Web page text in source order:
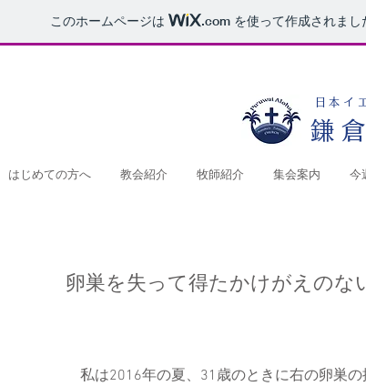
このホームページは .com を使って作成されま
日本イ
鎌
はじめての方へ 教会紹介 牧師紹介 集会案内 今
卵巣を失って得たかけがえのな
私は2016年の夏、31歳のときに右の卵巣